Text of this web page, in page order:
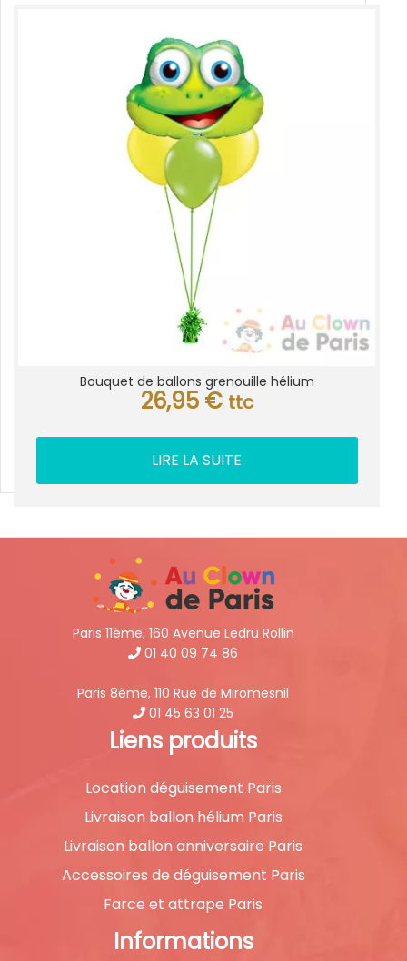
Bouquet de ballons grenouille hélium
26,95 € ttc
LIRE LA SUITE
Paris 11ème, 160 Avenue Ledru Rollin
01 40 09 74 86
Paris 8ème, 110 Rue de Miromesnil
01 45 63 01 25
Liens produits
Location déguisement Paris
Livraison ballon hélium Paris
Livraison ballon anniversaire Paris
Accessoires de déguisement Paris
Farce et attrape Paris
Informations